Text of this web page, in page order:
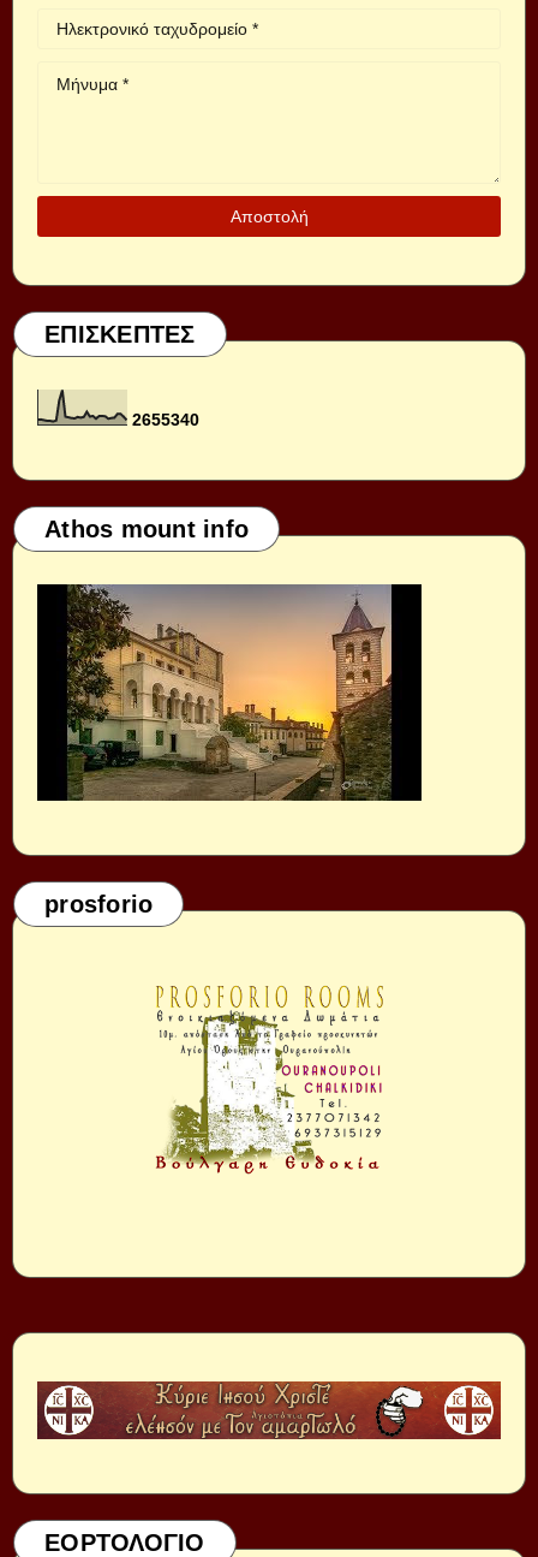
ΕΠΙΣΚΕΠΤΕΣ
2655340
Athos mount info
prosforio
ΕΟΡΤΟΛΟΓΙΟ